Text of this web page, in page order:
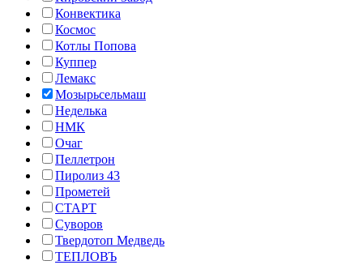
Конвектика
Космос
Котлы Попова
Куппер
Лемакс
Мозырьсельмаш
Неделька
НМК
Очаг
Пеллетрон
Пиролиз 43
Прометей
СТАРТ
Суворов
Твердотоп Медведь
ТЕПЛОВЪ